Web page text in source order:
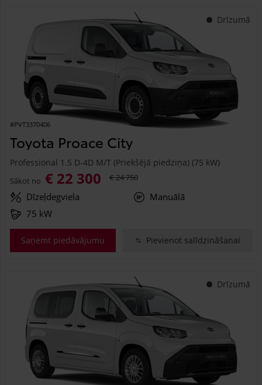
Drīzumā
#PVT3370406
Toyota Proace City
Professional 1.5 D-4D M/T (Priekšējā piedziņa) (75 kW)
Sākot no € 22 300 € 24 750
Dīzeļdegviela
Manuālā
75 kW
Saņemt piedāvājumu Pievienot salīdzināšanai
Drīzumā